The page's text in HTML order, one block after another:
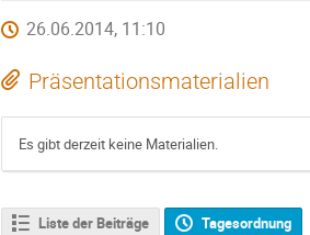
26.06.2014, 11:10
Präsentationsmaterialien
Es gibt derzeit keine Materialien.
Liste der Beiträge Tagesordnung